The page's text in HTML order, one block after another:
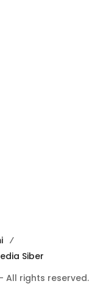
Siber
All rights reserved.